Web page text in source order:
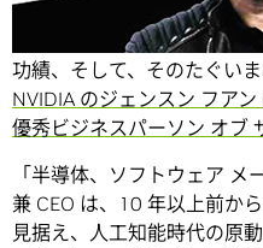
このたび、『FORTUNE (フ
功績、そして、そのたぐい
NVIDIA のジェンスン フア
優秀ビジネスパーソン オブ
「半導体、ソフトウェア メ
兼 CEO は、10 年以上前か
見据え、人工知能時代の原